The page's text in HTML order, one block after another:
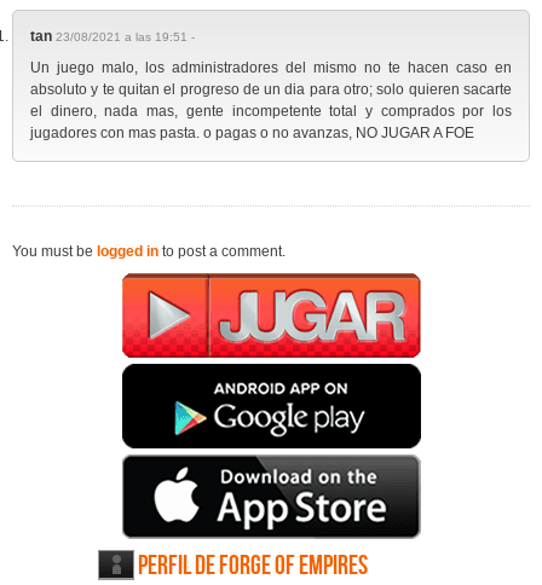
tan 23/08/2021 a las 19:51 -
Un juego malo, los administradores del mismo no te hacen caso en
absoluto y te quitan el progreso de un dia para otro; solo quieren sacarte
el dinero, nada mas, gente incompetente total y comprados por los
jugadores con mas pasta. o pagas o no avanzas, NO JUGAR A FOE
You must be logged in to post a comment.
Perfil de Forge of Empires